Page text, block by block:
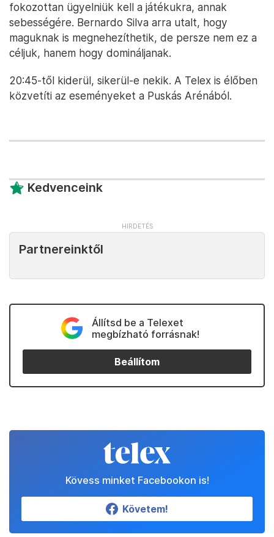
fokozottan ügyelniük kell a játékukra, annak
sebességére. Bernardo Silva arra utalt, hogy
maguknak is megnehezíthetik, de persze nem ez a
céljuk, hanem hogy domináljanak.
20:45-től kiderül, sikerül-e nekik. A Telex is élőben
közvetíti az eseményeket a Puskás Arénából.
Kedvenceink
Partnereinktől
Állítsd be a Telexet
megbízható forrásnak!
Beállítom
Kövess minket Facebookon is!
Követem!